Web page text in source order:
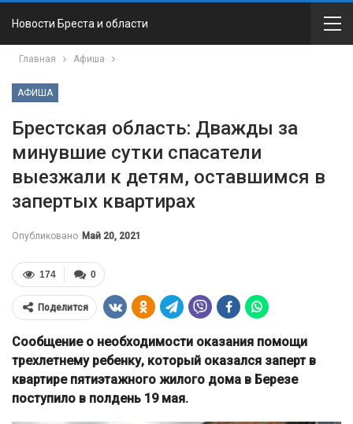
Новости Бреста и области
Главная Афиша
АФИША
Брестская область: Дважды за
минувшие сутки спасатели
выезжали к детям, оставшимся в
запертых квартирах
Опубликовано Май 20, 2021
0
174
Поделится
Сообщение о необходимости оказания помощи
трехлетнему ребенку, который оказался заперт в
квартире пятиэтажного жилого дома в Березе
поступило в полдень 19 мая.